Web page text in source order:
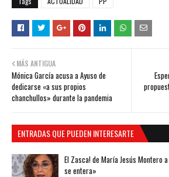
MÁS ANTIGUA
Mónica García acusa a Ayuso de
dedicarse «a sus propios
chanchullos» durante la pandemia
ENTRADAS QUE PUEDEN INTERESARTE
El Zasca! de María Jesús Montero
se entera»